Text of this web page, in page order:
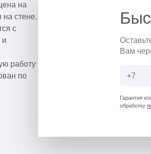
Вам
Гарантия
обработку
на
стене.
с
и
работу
по